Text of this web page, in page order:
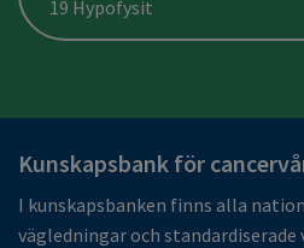
19 Hypofysit
Kunskapsbank för
I kunskapsbanken finns alla
vägledningar och